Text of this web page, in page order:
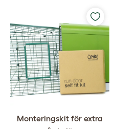
Monteringskit för extra